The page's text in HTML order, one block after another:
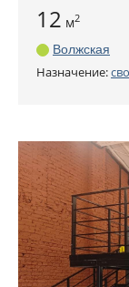
12 м2
Волжская
Назначение: